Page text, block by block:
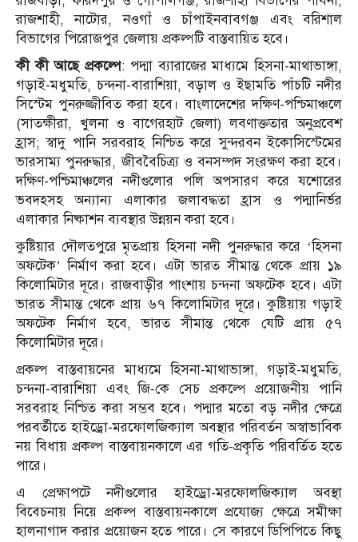
রাজশাহী, নাটোর, নওগাঁ ও চাঁপাইনবাবগঞ্জ এবং বরিশাল
বিভাগের পিরোজপুর জেলায় প্রকল্পটি বাস্তবায়িত হবে।
কী কী আছে প্রকল্পে: পদ্মা ব্যারাজের মাধ্যমে হিসনা-মাথাভাঙ্গা,
গড়াই-মধুমতি, চন্দনা-বারাশিয়া, বড়াল ও ইছামতি পাঁচটি নদীর
সিস্টেম পুনরুজ্জীবিত করা হবে। বাংলাদেশের দক্ষিণ-পশ্চিমাঞ্চলে
(সাতক্ষীরা, খুলনা ও বাগেরহাট জেলা) লবণাক্ততার অনুপ্রবেশ
হ্রাস; স্বাদু পানি সরবরাহ নিশ্চিত করে সুন্দরবন ইকোসিস্টেমের
ভারসাম্য পুনরুদ্ধার, জীববৈচিত্র্য ও বনসম্পদ সংরক্ষণ করা হবে।
দক্ষিণ-পশ্চিমাঞ্চলের নদীগুলোর পলি অপসারণ করে যশোরের
ভবদহসহ অন্যান্য এলাকার জলাবদ্ধতা হ্রাস ও পদ্মানির্ভর
এলাকার নিষ্কাশন ব্যবস্থার উন্নয়ন করা হবে।
কুষ্টিয়ার দৌলতপুরে মৃতপ্রায় হিসনা নদী পুনরুদ্ধার করে ‘হিসনা
অফটেক’ নির্মাণ করা হবে। এটা ভারত সীমান্ত থেকে প্রায় ১৯
কিলোমিটার দূরে। রাজবাড়ীর পাংশায় চন্দনা অফটেক হবে। এটা
ভারত সীমান্ত থেকে প্রায় ৬৭ কিলোমিটার দূরে। কুষ্টিয়ায় গড়াই
অফটেক নির্মাণ হবে, ভারত সীমান্ত থেকে যেটি প্রায় ৫৭
কিলোমিটার দূরে।
প্রকল্প বাস্তবায়নের মাধ্যমে হিসনা-মাথাভাঙ্গা, গড়াই-মধুমতি,
চন্দনা-বারাশিয়া এবং জি-কে সেচ প্রকল্পে প্রয়োজনীয় পানি
সরবরাহ নিশ্চিত করা সম্ভব হবে। পদ্মার মতো বড় নদীর ক্ষেত্রে
পরবর্তীতে হাইড্রো-মরফোলজিক্যাল অবস্থার পরিবর্তন অস্বাভাবিক
নয় বিধায় প্রকল্প বাস্তবায়নকালে এর গতি-প্রকৃতি পরিবর্তিত হতে
পারে।
এ প্রেক্ষাপটে নদীগুলোর হাইড্রো-মরফোলজিক্যাল অবস্থা
বিবেচনায় নিয়ে প্রকল্প বাস্তবায়নকালে প্রযোজ্য ক্ষেত্রে সমীক্ষা
হালনাগাদ করার প্রয়োজন হতে পারে। সে কারণে ডিপিপিতে কিছু